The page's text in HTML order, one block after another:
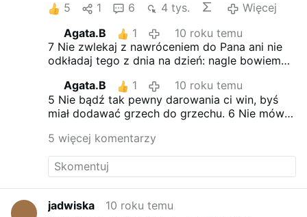
5 1 6 4 tys.
Więcej
Agata.B
1
10 roku temu
7 Nie zwlekaj z nawróceniem do Pana ani nie
odkładaj tego z dnia na dzień: nagle bowiem
wymiaru sprawiedliwości. 8 Nie polegaj na
bogactwach niesprawiedliwie nabytych, nic ci
bowiem nie pomogą w nieszczęściu.
Agata.B 1
10 roku temu
5 Nie bądź tak pewny darowania ci win, byś
miał dodawać grzech do grzechu. 6 Nie mów:
grzechów». U Niego jest miłosierdzie, ale i
zapalczywość, a na grzeszników spadnie Jego
gniew karzący
5 więcej komentarzy
jadwiska
10 roku temu